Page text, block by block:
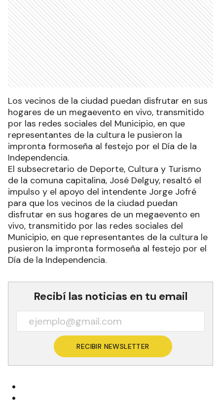
Los vecinos de la ciudad puedan disfrutar en sus
hogares de un megaevento en vivo, transmitido
por las redes sociales del Municipio, en que
representantes de la cultura le pusieron la
impronta formoseña al festejo por el Día de la
Independencia.
El subsecretario de Deporte, Cultura y Turismo
de la comuna capitalina, José Delguy, resaltó el
impulso y el apoyo del intendente Jorge Jofré
para que los vecinos de la ciudad puedan
disfrutar en sus hogares de un megaevento en
vivo, transmitido por las redes sociales del
Municipio, en que representantes de la cultura le
pusieron la impronta formoseña al festejo por el
Día de la Independencia.
Recibí las noticias en tu email
RECIBIR NEWSLETTER